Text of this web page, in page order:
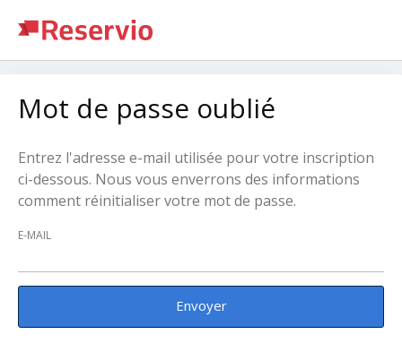
Mot de passe oublié
Entrez l'adresse e-mail utilisée pour votre inscription
ci-dessous. Nous vous enverrons des informations
comment réinitialiser votre mot de passe.
E-MAIL
Envoyer